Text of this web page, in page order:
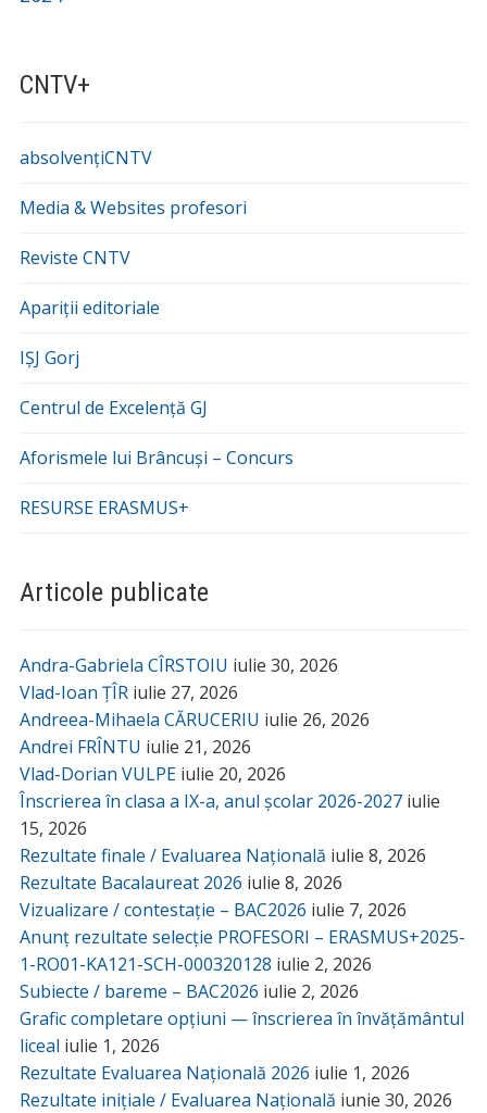
CNTV+
absolvențiCNTV
Media & Websites profesori
Reviste CNTV
Apariții editoriale
IȘJ Gorj
Centrul de Excelență GJ
Aforismele lui Brâncuși – Concurs
RESURSE ERASMUS+
Articole publicate
Andra-Gabriela CÎRSTOIU iulie 30, 2026
Vlad-Ioan ȚÎR iulie 27, 2026
Andreea-Mihaela CĂRUCERIU iulie 26, 2026
Andrei FRÎNTU iulie 21, 2026
Vlad-Dorian VULPE iulie 20, 2026
Înscrierea în clasa a IX-a, anul școlar 2026-2027 iulie
15, 2026
Rezultate finale / Evaluarea Națională iulie 8, 2026
Rezultate Bacalaureat 2026 iulie 8, 2026
Vizualizare / contestație – BAC2026 iulie 7, 2026
Anunț rezultate selecție PROFESORI – ERASMUS+2025-
1-RO01-KA121-SCH-000320128 iulie 2, 2026
Subiecte / bareme – BAC2026 iulie 2, 2026
Grafic completare opțiuni — înscrierea în învățământul
liceal iulie 1, 2026
Rezultate Evaluarea Națională 2026 iulie 1, 2026
Rezultate inițiale / Evaluarea Națională iunie 30, 2026